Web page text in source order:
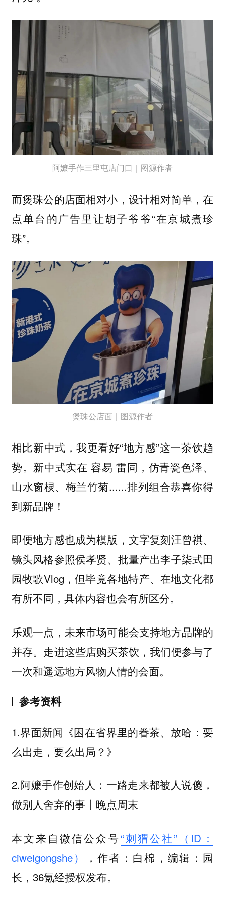
阿嬷手作三里屯店门口｜图源作者
而煲珠公的店面相对小，设计相对简单，在
点单台的广告里让胡子爷爷“在京城煮珍
珠”。
煲珠公店面｜图源作者
相比新中式，我更看好“地方感”这一茶饮趋
势。新中式实在 容易 雷同，仿青瓷色泽、
山水窗棂、梅兰竹菊......排列组合恭喜你得
到新品牌！
即便地方感也成为模版，文字复刻汪曾祺、
镜头风格参照侯孝贤、批量产出李子柒式田
园牧歌Vlog，但毕竟各地特产、在地文化都
有所不同，具体内容也会有所区分。
乐观一点，未来市场可能会支持地方品牌的
并存。走进这些店购买茶饮，我们便参与了
一次和遥远地方风物人情的会面。
参考资料
1.界面新闻《困在省界里的眷茶、放哈：要
么出走，要么出局？》
2.阿嬷手作创始人：一路走来都被人说傻，
做别人舍弃的事丨晚点周末
本文来自微信公众号“刺猬公社”（ID：
ciweigongshe）
，作者：白棉，编辑：园
长，36氪经授权发布。